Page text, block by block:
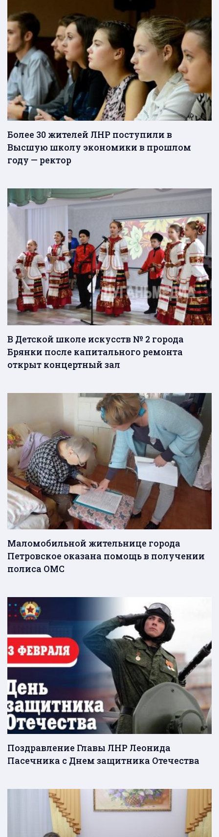
Более 30 жителей ЛНР поступили в
Высшую школу экономики в прошлом
году — ректор
В Детской школе искусств № 2 города
Брянки после капитального ремонта
открыт концертный зал
Маломобильной жительнице города
Петровское оказана помощь в получении
полиса ОМС
Поздравление Главы ЛНР Леонида
Пасечника с Днем защитника Отечества